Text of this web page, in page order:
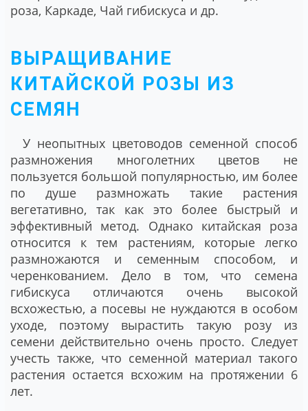
роза, Каркаде, Чай гибискуса и др.
ВЫРАЩИВАНИЕ
КИТАЙСКОЙ РОЗЫ ИЗ
СЕМЯН
У неопытных цветоводов семенной способ
размножения многолетних цветов не
пользуется большой популярностью, им более
по душе размножать такие растения
вегетативно, так как это более быстрый и
эффективный метод. Однако китайская роза
относится к тем растениям, которые легко
размножаются и семенным способом, и
черенкованием. Дело в том, что семена
гибискуса отличаются очень высокой
всхожестью, а посевы не нуждаются в особом
уходе, поэтому вырастить такую розу из
семени действительно очень просто. Следует
учесть также, что семенной материал такого
растения остается всхожим на протяжении 6
лет.